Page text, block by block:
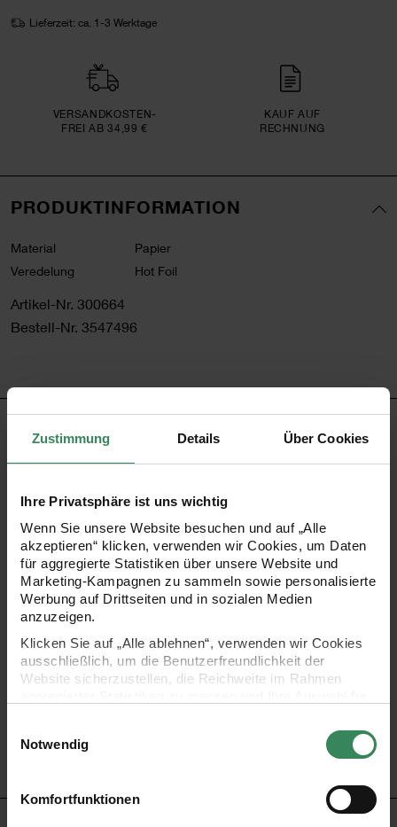
Zustimmung Details Über Cookies
Ihre Privatsphäre ist uns wichtig
Wenn Sie unsere Website besuchen und auf „Alle
akzeptieren“ klicken, verwenden wir Cookies, um Daten
für aggregierte Statistiken über unsere Website und
Marketing-Kampagnen zu sammeln sowie personalisierte
Werbung auf Drittseiten und in sozialen Medien
anzuzeigen.
Klicken Sie auf „Alle ablehnen“, verwenden wir Cookies
ausschließlich, um die Benutzerfreundlichkeit der
Website sicherzustellen, die Reichweite im Rahmen
Ihre Einwilligung ist freiwillig und kann jederzeit über den
Link „Cookie-Einstellungen“ im Fußbereich der Seite
verwendeten Technologien und den Empfängern der
Daten finden Sie in unserer Datenschutzerklärung.
Notwendig
Komfortfunktionen
Lieferzeit: ca. 1-3 Werktage
VERSAND­KOSTEN­
FREI AB 34,99 €
KAUF AUF
RECHNUNG
PRODUKTINFORMATION
Material
Papier
Veredelung
Hot Foil
Artikel-Nr. 300664
Bestell-Nr. 3547496
PRODUKTBESCHREIBUNG
im weihnachtlichen Design. Die Karten passen perfekt in
die Holzständer und können so dekorativ aufgestellt und
platziert werden. Selbstverständlich können die Karten
auch einzeln genutzt werden und in andere
Dekoarrangements eingebaut werden. Ihrer Kreativität sind
Kartendeko-Set Holy Family mit Hot Foil-Veredelung
Grammatur: Karte 350/m2